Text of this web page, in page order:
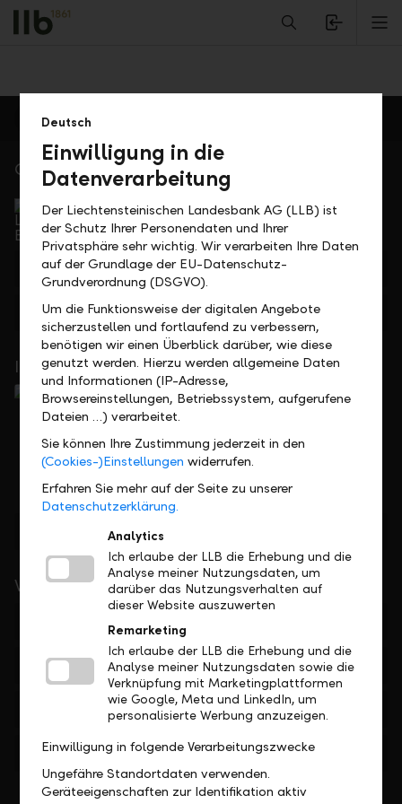
Alerts.Headline
mit Iris Rast, Roger Wohlwend und Christian Zogg
Gerne für Sie da
Telefonisch erreichbar von Montag bis Freitag, 08.00
bis 17.30 Uhr
+423 236 88 11
Feedback Anfrage
In Ihrer Nähe
Standorte finden
Wichtige Links
Firmen
Institutionelle
Private Banking
Deutsch
Einwilligung in die
Datenverarbeitung
Der Liechtensteinischen Landesbank AG (LLB) ist
der Schutz Ihrer Personendaten und Ihrer
Privatsphäre sehr wichtig. Wir verarbeiten Ihre Daten
auf der Grundlage der EU-Datenschutz-
Grundverordnung (DSGVO).
Um die Funktionsweise der digitalen Angebote
sicherzustellen und fortlaufend zu verbessern,
benötigen wir einen Überblick darüber, wie diese
genutzt werden. Hierzu werden allgemeine Daten
und Informationen (IP-Adresse,
Browsereinstellungen, Betriebssystem, aufgerufene
Dateien …) verarbeitet.
Sie können Ihre Zustimmung jederzeit in den
(Cookies-)Einstellungen widerrufen.
Erfahren Sie mehr auf der Seite zu unserer
Datenschutzerklärung.
Analytics
Ich erlaube der LLB die Erhebung und die
Analyse meiner Nutzungsdaten, um
darüber das Nutzungsverhalten auf
dieser Website auszuwerten
Remarketing
Ich erlaube der LLB die Erhebung und die
Analyse meiner Nutzungsdaten sowie die
Verknüpfung mit Marketingplattformen
wie Google, Meta und LinkedIn, um
personalisierte Werbung anzuzeigen.
Einwilligung in folgende Verarbeitungszwecke
Ungefähre Standortdaten verwenden.
Geräteeigenschaften zur Identifikation aktiv